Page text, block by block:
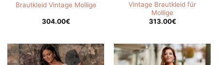
Brautkleid Vintage Mollige
304.00€
Vintage Brautkleid für
Mollige
313.00€